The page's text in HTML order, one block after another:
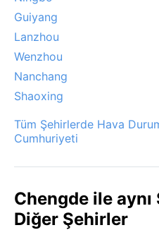
Guiyang
Lanzhou
Wenzhou
Nanchang
Shaoxing
Tüm Şehirlerde Hava
Cumhuriyeti
Chengde ile
Diğer Şehirler